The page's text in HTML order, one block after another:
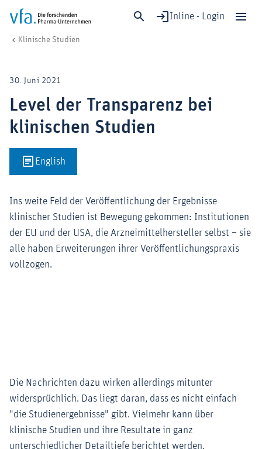
Inline - Login
Forschung & Entwicklung
Gesundheit & Versorgung
Wirtschaft & Standort
Digitalisierung & KI
Medien
Klinische Studien
30. Juni 2021
Level der Transparenz bei
klinischen Studien
English
Ins weite Feld der Veröffentlichung der Ergebnisse
klinischer Studien ist Bewegung gekommen: Institutionen
der EU und der USA, die Arzneimittelhersteller selbst – sie
alle haben Erweiterungen ihrer Veröffentlichungspraxis
vollzogen.
Die Nachrichten dazu wirken allerdings mitunter
widersprüchlich. Das liegt daran, dass es nicht einfach
"die Studienergebnisse" gibt. Vielmehr kann über
klinische Studien und ihre Resultate in ganz
unterschiedlicher Detailtiefe berichtet werden.